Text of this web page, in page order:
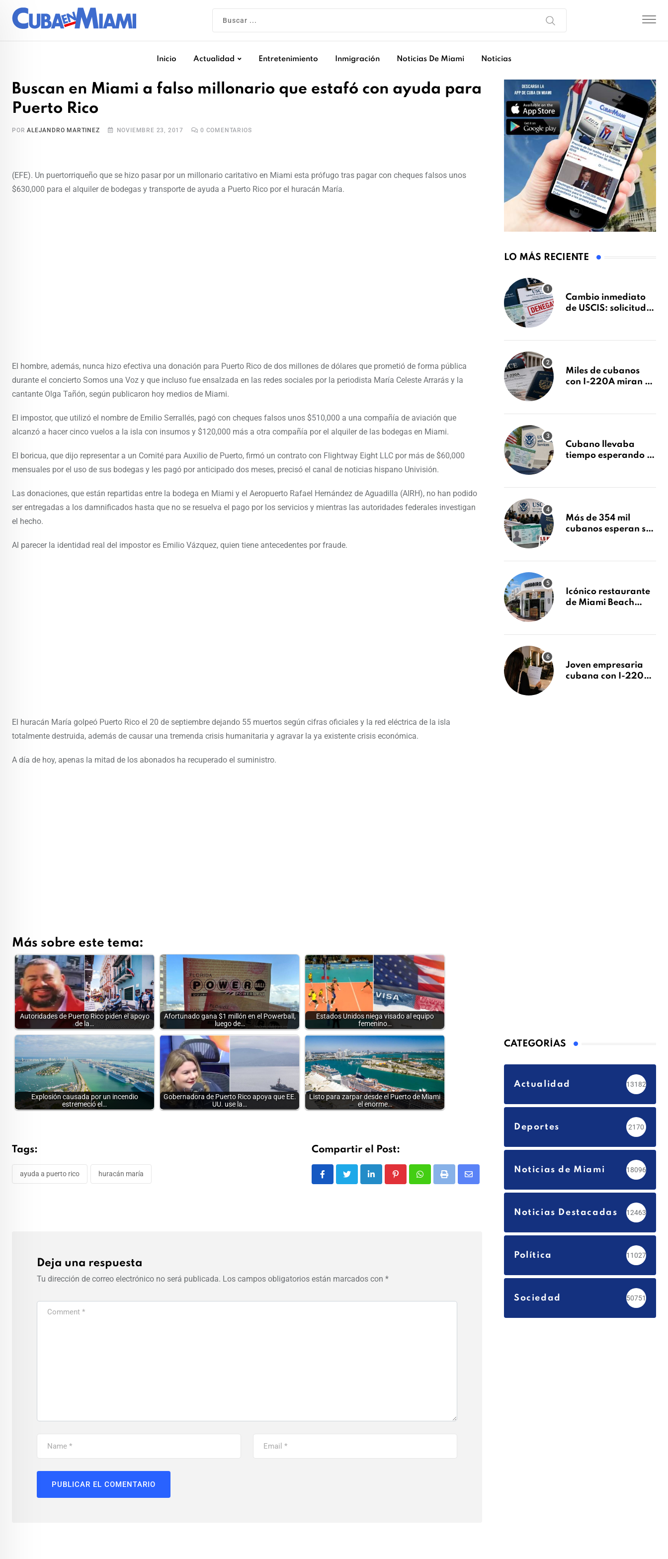
Inicio Actualidad Entretenimiento Inmigración Noticias De Miami Noticias
Buscan en Miami a falso millonario que estafó con ayuda para
Puerto Rico
PORALEJANDRO MARTINEZ NOVIEMBRE 23, 2017 0 COMENTARIOS
(EFE). Un puertorriqueño que se hizo pasar por un millonario caritativo en Miami esta prófugo tras pagar con cheques falsos unos
$630,000 para el alquiler de bodegas y transporte de ayuda a Puerto Rico por el huracán María.
El hombre, además, nunca hizo efectiva una donación para Puerto Rico de dos millones de dólares que prometió de forma pública
durante el concierto Somos una Voz y que incluso fue ensalzada en las redes sociales por la periodista María Celeste Arrarás y la
cantante Olga Tañón, según publicaron hoy medios de Miami.
El impostor, que utilizó el nombre de Emilio Serrallés, pagó con cheques falsos unos $510,000 a una compañía de aviación que
alcanzó a hacer cinco vuelos a la isla con insumos y $120,000 más a otra compañía por el alquiler de las bodegas en Miami.
El boricua, que dijo representar a un Comité para Auxilio de Puerto, firmó un contrato con Flightway Eight LLC por más de $60,000
mensuales por el uso de sus bodegas y les pagó por anticipado dos meses, precisó el canal de noticias hispano Univisión.
Las donaciones, que están repartidas entre la bodega en Miami y el Aeropuerto Rafael Hernández de Aguadilla (AIRH), no han podido
ser entregadas a los damnificados hasta que no se resuelva el pago por los servicios y mientras las autoridades federales investigan
el hecho.
Al parecer la identidad real del impostor es Emilio Vázquez, quien tiene antecedentes por fraude.
El huracán María golpeó Puerto Rico el 20 de septiembre dejando 55 muertos según cifras oficiales y la red eléctrica de la isla
totalmente destruida, además de causar una tremenda crisis humanitaria y agravar la ya existente crisis económica.
A día de hoy, apenas la mitad de los abonados ha recuperado el suministro.
Más sobre este tema:
Autoridades de Puerto Rico piden el apoyo
de la…
Afortunado gana $1 millón en el Powerball,
luego de…
Estados Unidos niega visado al equipo
femenino…
Explosión causada por un incendio
estremeció el…
Gobernadora de Puerto Rico apoya que EE.
UU. use la…
Listo para zarpar desde el Puerto de Miami
el enorme…
Tags:
ayuda a puerto rico huracán maría
Compartir el Post:
LinkedIn PinterestWhatsapp
Print
Share
Deja una respuesta
Tu dirección de correo electrónico no será publicada. Los campos obligatorios están marcados con *
LO MÁS RECIENTE
Cambio inmediato
de USCIS: solicitudes
sin previo aviso
Miles de cubanos
con I-220A miran al
decidirse en una
Cubano llevaba
tiempo esperando su
tras Writ of
Más de 354 mil
cubanos esperan su
millones de
Icónico restaurante
de Miami Beach
después de 15 años
Joven empresaria
cubana con I-220A
CATEGORÍAS
Actualidad 13182
Deportes 2170
Noticias de Miami 18096
Noticias Destacadas 12463
Política 11027
Sociedad 50751